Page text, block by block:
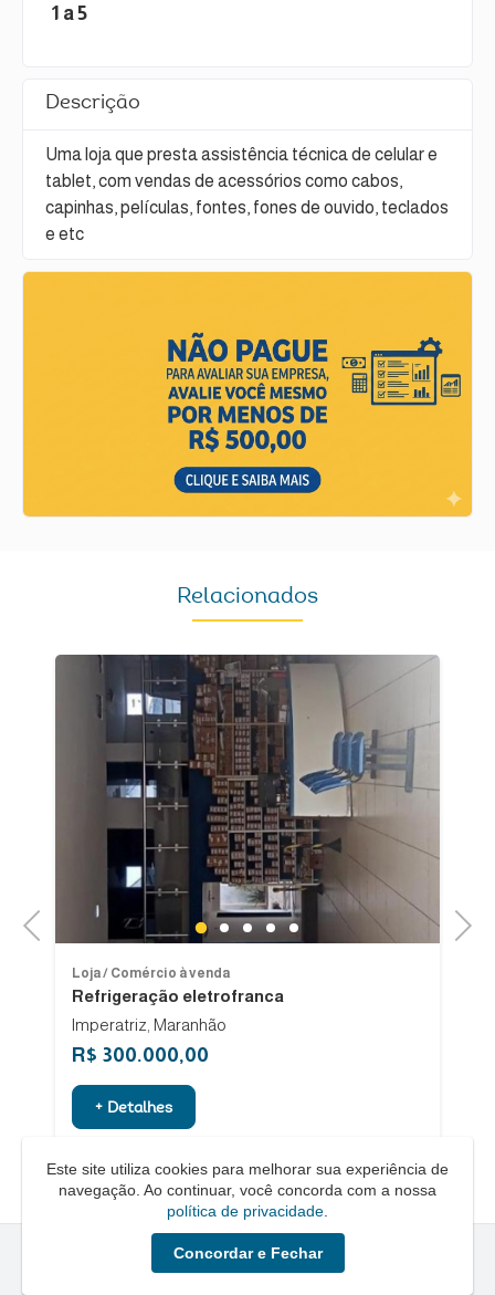
1 a 5
Descrição
Uma loja que presta assistência técnica de celular e
tablet, com vendas de acessórios como cabos,
capinhas, películas, fontes, fones de ouvido, teclados
e etc
Relacionados
Previous 1 2 3 4 5
Loja / Comércio à venda
Refrigeração eletrofranca
Imperatriz, Maranhão
R$ 300.000,00
+ Detalhes
Next
Quero um Negócio © - 2026 - Todos os direitos reservados
Este site utiliza cookies para melhorar sua experiência de
navegação. Ao continuar, você concorda com a nossa
política de privacidade
Concordar e Fechar